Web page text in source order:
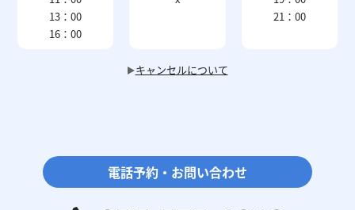
13：00
16：00
21：00
キャンセルについて
電話予約・お問い合わせ